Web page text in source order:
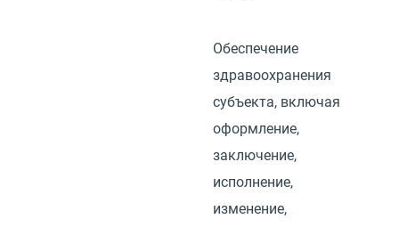
Обеспечение
здравоохранения
субъекта, включая
оформление,
заключение,
исполнение,
изменение,